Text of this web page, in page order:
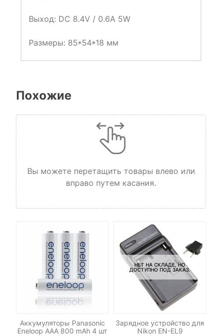
Выход: DC 8.4V / 0.6A 5W
Размеры: 85*54*18 мм
Похожие
Вы можете перетащить товары влево или
вправо путем касания.
Аккумуляторы Panasonic
Eneloop AAA 800 mAh 4 шт
НЕТ НА СКЛАДЕ, НО
ДОСТУПНО ПОД ЗАКАЗ.
Зарядное устройство для
Nikon EN-EL9